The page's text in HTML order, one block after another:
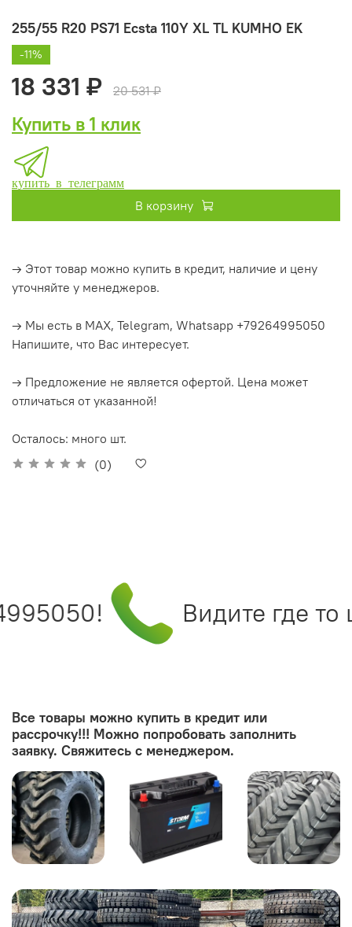
255/55 R20 PS71 Ecsta 110Y XL TL KUMHO EK
(0)
-11%
18 331 ₽ 20 531 ₽
Купить в 1 клик
купить в телеграмм
В корзину
→ Этот товар можно купить в кредит, наличие и цену
уточняйте у менеджеров.
→ Мы есть в MAX, Telegram, Whatsapp +79264995050
Напишите, что Вас интересует.
→ Предложение не является офертой. Цена может
отличаться от указанной!
Осталось: много шт.
Видите где
Все товары можно купить в кредит или
рассрочку!!! Можно попробовать заполнить
заявку. Свяжитесь с менеджером.